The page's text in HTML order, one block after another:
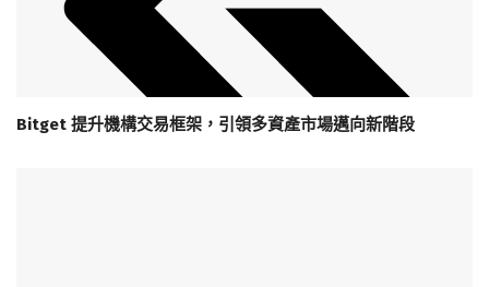
Bitget 提升機構交易框架，引領多資產市場邁向新階段